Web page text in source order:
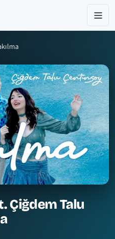
Çiğdem Talu